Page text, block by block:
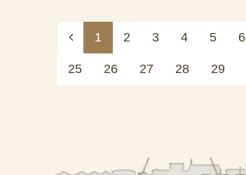
1 2 3 4 5 6
25 26 27 28 29